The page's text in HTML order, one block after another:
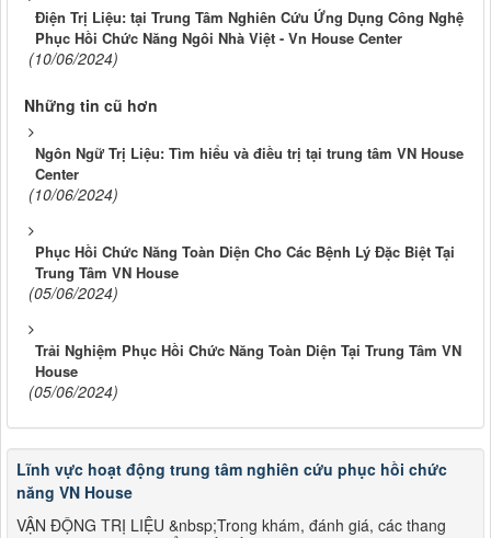
Điện Trị Liệu: tại Trung Tâm Nghiên Cứu Ứng Dụng Công Nghệ
Phục Hồi Chức Năng Ngôi Nhà Việt - Vn House Center
(10/06/2024)
Những tin cũ hơn
Ngôn Ngữ Trị Liệu: Tìm hiểu và điều trị tại trung tâm VN House
Center
(10/06/2024)
Phục Hồi Chức Năng Toàn Diện Cho Các Bệnh Lý Đặc Biệt Tại
Trung Tâm VN House
(05/06/2024)
Trải Nghiệm Phục Hồi Chức Năng Toàn Diện Tại Trung Tâm VN
House
(05/06/2024)
Lĩnh vực hoạt động trung tâm nghiên cứu phục hồi chức
năng VN House
VẬN ĐỘNG TRỊ LIỆU &nbsp;Trong khám, đánh giá, các thang